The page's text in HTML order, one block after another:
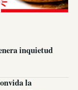
inquietud
la